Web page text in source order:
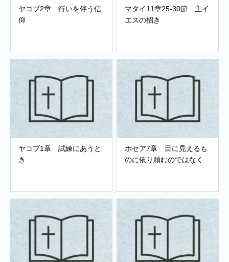
ヤコブ2章 行いを伴う信
仰
マタイ11章25-30節 主イ
エスの招き
ヤコブ1章 試練にあうと
き
ホセア7章 目に見えるも
のに依り頼むのではなく